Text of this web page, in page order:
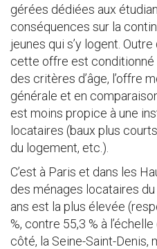
gérées dédiées aux
conséquences sur la
jeunes qui s’y logent.
cette offre est conditionné
des critères d’âge, l’offre
générale et en
est moins propice à une
locataires (baux plus
du logement, etc.).
C’est à Paris et dans les
des ménages locataires
ans est la plus élevée
%, contre 55,3 % à
côté, la Seine-Saint-Denis,